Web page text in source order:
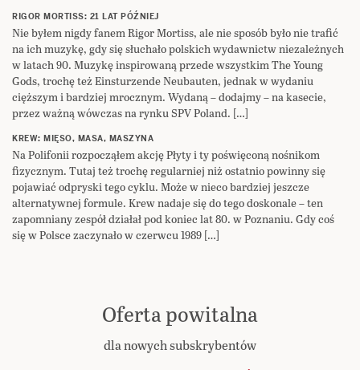
RIGOR MORTISS: 21 LAT PÓŹNIEJ
Nie byłem nigdy fanem Rigor Mortiss, ale nie sposób było nie trafić
na ich muzykę, gdy się słuchało polskich wydawnictw niezależnych
w latach 90. Muzykę inspirowaną przede wszystkim The Young
Gods, trochę też Einsturzende Neubauten, jednak w wydaniu
cięższym i bardziej mrocznym. Wydaną – dodajmy – na kasecie,
przez ważną wówczas na rynku SPV Poland. […]
KREW: MIĘSO, MASA, MASZYNA
Na Polifonii rozpocząłem akcję Płyty i ty poświęconą nośnikom
fizycznym. Tutaj też trochę regularniej niż ostatnio powinny się
pojawiać odpryski tego cyklu. Może w nieco bardziej jeszcze
alternatywnej formule. Krew nadaje się do tego doskonale – ten
zapomniany zespół działał pod koniec lat 80. w Poznaniu. Gdy coś
się w Polsce zaczynało w czerwcu 1989 […]
Oferta powitalna
dla nowych subskrybentów